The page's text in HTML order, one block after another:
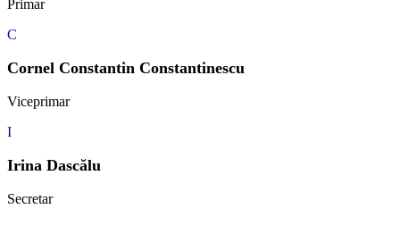
Primar
C
Cornel Constantin Constantinescu
Viceprimar
I
Irina Dascălu
Secretar